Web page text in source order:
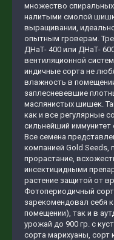
множество
налитыми смолой
выращивании,
опытным гроверам.
ДНаТ- 400 или ДНаТ-
вентиляционной
индичные сорта не
влажность в
заплесневевшие
маслянистых шишек.
как и все регулярные
сильнейший иммунитет
Все семена
компанией Gold Seeds,
прорастание,
инсектицидными
растение защитой от
Фотопериодичный
зарекомендовал себя
помещении), так и в
урожай до 900 гр. с
сорта марихуаны, сорт